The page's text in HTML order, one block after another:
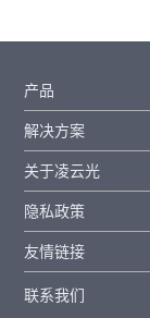
产品
解决方案
关于凌云光
隐私政策
友情链接
联系我们